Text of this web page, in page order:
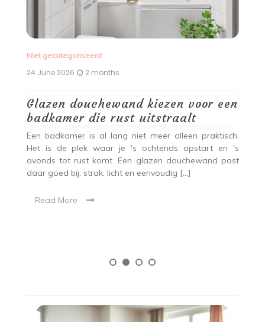
Niet gecategoriseerd
24 June 2026 2 months
Glazen douchewand kiezen voor een
badkamer die rust uitstraalt
Een badkamer is al lang niet meer alleen praktisch.
Het is de plek waar je 's ochtends opstart en 's
avonds tot rust komt. Een glazen douchewand past
daar goed bij: strak, licht en eenvoudig […]
Read More